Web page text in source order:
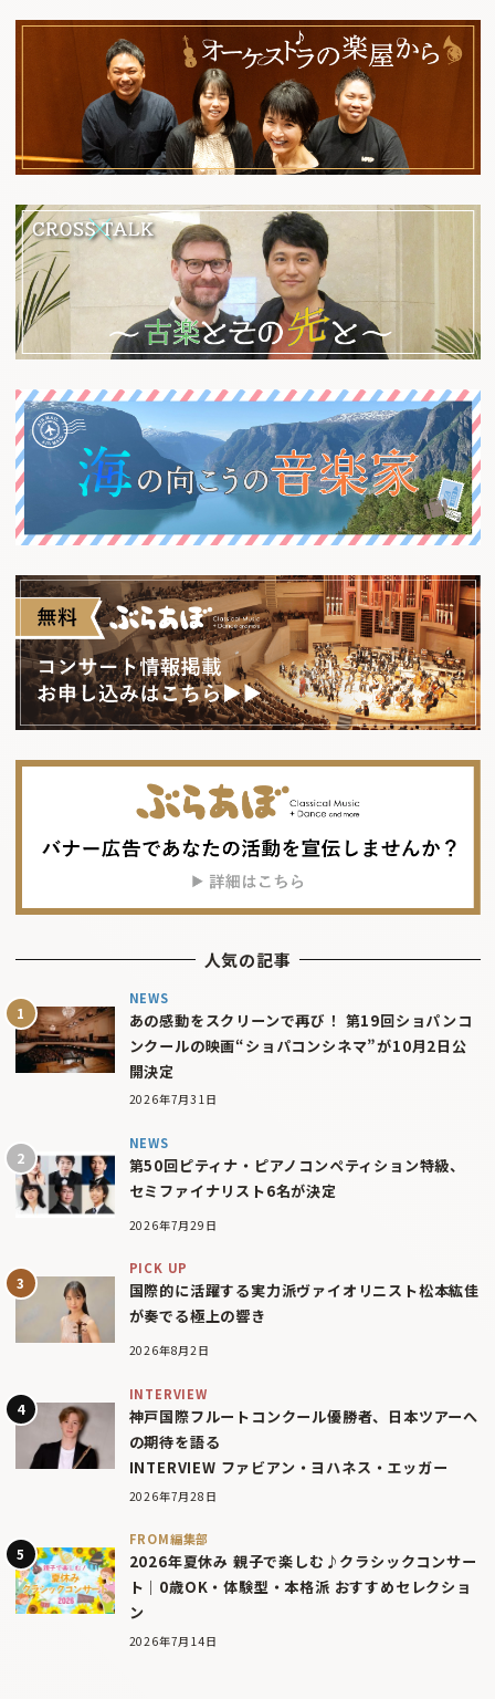
人気の記事
NEWS
あの感動をスクリーンで再び！ 第19回ショパンコ
ンクールの映画“ショパコンシネマ”が10月2日公
開決定
2026年7月31日
NEWS
第50回ピティナ・ピアノコンペティション特級、
セミファイナリスト6名が決定
2026年7月29日
PICK UP
国際的に活躍する実力派ヴァイオリニスト松本紘佳
が奏でる極上の響き
2026年8月2日
INTERVIEW
神戸国際フルートコンクール優勝者、日本ツアーへ
の期待を語る
INTERVIEW ファビアン・ヨハネス・エッガー
2026年7月28日
FROM編集部
2026年夏休み 親子で楽しむ♪クラシックコンサー
ト｜0歳OK・体験型・本格派 おすすめセレクショ
ン
2026年7月14日